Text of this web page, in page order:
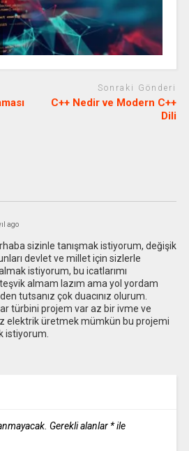
Sonraki Gönderi
C++ Nedir ve Modern C++
Dili
ago
sizinle tanışmak istiyorum, değişik
devlet ve millet için sizlerle
istiyorum, bu icatlarımı
almam lazım ama yol yordam
tutsanız çok duacınız olurum.
türbini projem var az bir ivme ve
elektrik üretmek mümkün bu projemi
istiyorum.
Gerekli alanlar *ile